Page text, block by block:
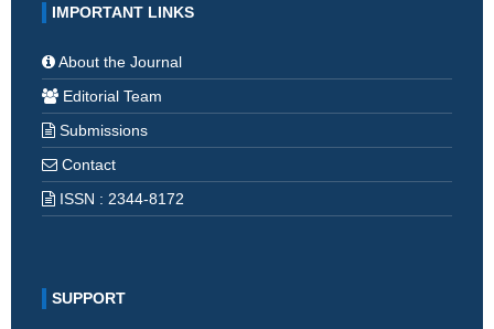
IMPORTANT LINKS
About the Journal
Editorial Team
Submissions
Contact
ISSN : 2344-8172
SUPPORT